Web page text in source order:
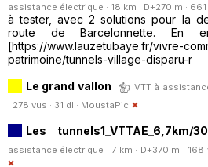
assistance électrique · 18 km · D+270 m · 661
à tester, avec 2 solutions pour la
route de Barcelonnette. En
[https://www.lauzetubaye.fr/vivre-
patrimoine/tunnels-village-disparu-r
Le grand vallon
VTT à
· 278 vus · 31 dl · MoustaPic
Les tunnels1_VTTAE_6,7km/
assistance électrique · 7 km · D+370 m · 168